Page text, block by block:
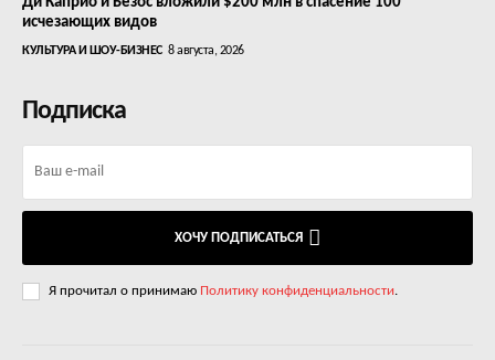
исчезающих видов
КУЛЬТУРА И ШОУ-БИЗНЕС 8 августа, 2026
Подписка
ХОЧУ ПОДПИСАТЬСЯ
Я прочитал о принимаю Политику конфиденциальности.